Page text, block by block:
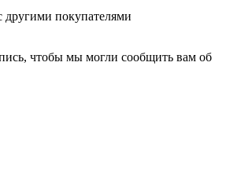
другими покупателями
чтобы мы могли сообщить вам об